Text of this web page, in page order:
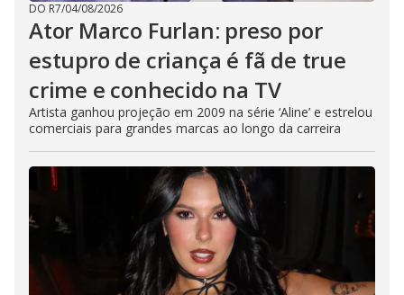
DO R7/04/08/2026
Ator Marco Furlan: preso por
estupro de criança é fã de true
crime e conhecido na TV
Artista ganhou projeção em 2009 na série ‘Aline’ e estrelou
comerciais para grandes marcas ao longo da carreira